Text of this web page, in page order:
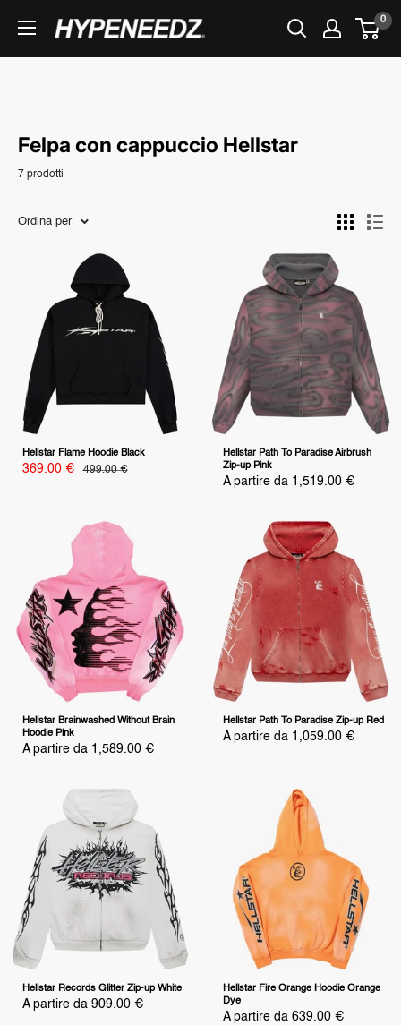
HYPENEEDZ
0
Felpa con cappuccio Hellstar
7 prodotti
Ordina per
Hellstar Flame Hoodie Black
Prezzo
369.00 € Prezzo
499.00 €
Hellstar Path To Paradise Airbrush
Zip-up Pink
Prezzo
A partire da 1,519.00 €
Hellstar Brainwashed Without Brain
Hoodie Pink
Prezzo
A partire da 1,589.00 €
Hellstar Path To Paradise Zip-up Red
Prezzo
A partire da 1,059.00 €
Hellstar Records Glitter Zip-up White
Prezzo
A partire da 909.00 €
Hellstar Fire Orange Hoodie Orange
Dye
Prezzo
A partire da 639.00 €